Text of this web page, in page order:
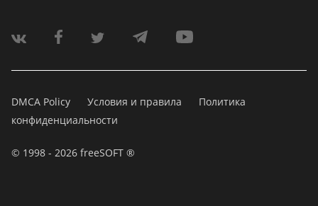
DMCA Policy Условия и правила
Политика
конфиденциальности
© 1998 - 2026 freeSOFT ®